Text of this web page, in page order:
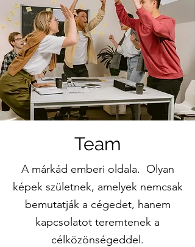
Team
A márkád emberi oldala. Olyan
képek születnek, amelyek nemcsak
bemutatják a cégedet, hanem
kapcsolatot teremtenek a
célközönségeddel.